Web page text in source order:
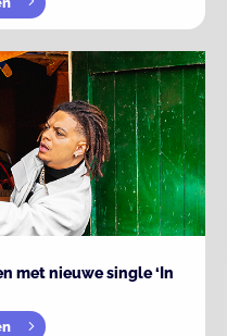
met nieuwe single ‘In